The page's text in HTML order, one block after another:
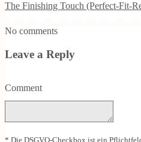
The Finishing Touch (Perfect-Fit-
No comments
Leave a Reply
Comment
* Die DSGVO-Checkbox ist ein